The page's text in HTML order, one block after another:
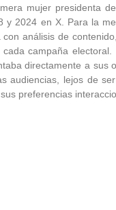
mujer presidenta
2024 en X. Para la
análisis de
campaña
directamente a sus
audiencias, lejos de
preferencias